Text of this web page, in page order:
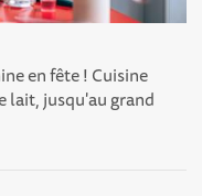
en fête ! Cuisine
lait, jusqu'au grand